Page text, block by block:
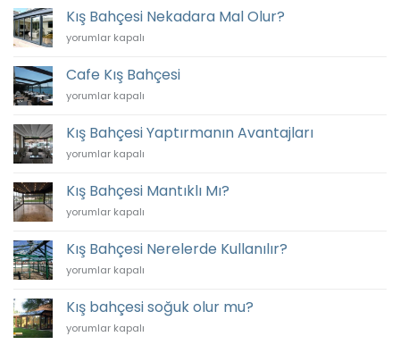
Yaptıranlar
için
Kış Bahçesi Nekadara Mal Olur?
Kış
Nekadara
Mal
Olur?
yorumlar kapalı
Cafe Kış Bahçesi
Cafe
Bahçesi
için
yorumlar kapalı
Kış Bahçesi Yaptırmanın Avantajları
Kış
Yaptırmanın
Avantajları
için
yorumlar kapalı
Kış Bahçesi Mantıklı Mı?
Kış
Mantıklı
Mı?
için
yorumlar kapalı
Kış Bahçesi Nerelerde Kullanılır?
Kış
Nerelerde
Kullanılır?
için
yorumlar kapalı
Kış bahçesi soğuk olur mu?
Kış
yorumlar kapalı